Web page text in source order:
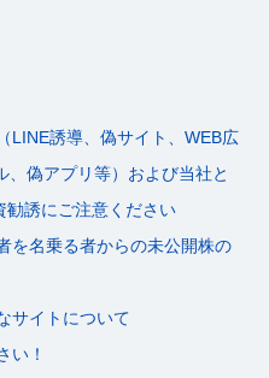
LINE誘導、偽サイト、WEB広
偽アプリ等）および当社と
勧誘にご注意ください
を名乗る者からの未公開株の
サイトについて
い！